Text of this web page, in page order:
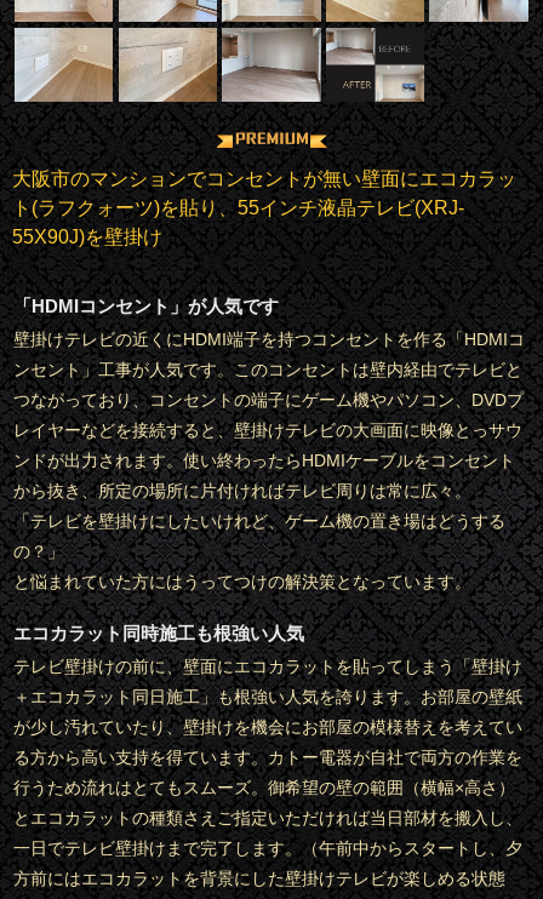
大阪市のマンションでコンセントが無い壁面にエコカラッ
ト(ラフクォーツ)を貼り、55インチ液晶テレビ(XRJ-
55X90J)を壁掛け
「HDMIコンセント」が人気です
壁掛けテレビの近くにHDMI端子を持つコンセントを作る「HDMIコ
ンセント」工事が人気です。このコンセントは壁内経由でテレビと
つながっており、コンセントの端子にゲーム機やパソコン、DVDプ
レイヤーなどを接続すると、壁掛けテレビの大画面に映像とっサウ
ンドが出力されます。使い終わったらHDMIケーブルをコンセント
から抜き、所定の場所に片付ければテレビ周りは常に広々。
「テレビを壁掛けにしたいけれど、ゲーム機の置き場はどうする
の？」
と悩まれていた方にはうってつけの解決策となっています。
エコカラット同時施工も根強い人気
テレビ壁掛けの前に、壁面にエコカラットを貼ってしまう「壁掛け
＋エコカラット同日施工」も根強い人気を誇ります。お部屋の壁紙
が少し汚れていたり、壁掛けを機会にお部屋の模様替えを考えてい
る方から高い支持を得ています。カトー電器が自社で両方の作業を
行うため流れはとてもスムーズ。御希望の壁の範囲（横幅×高さ）
とエコカラットの種類さえご指定いただければ当日部材を搬入し、
一日でテレビ壁掛けまで完了します。（午前中からスタートし、夕
方前にはエコカラットを背景にした壁掛けテレビが楽しめる状態